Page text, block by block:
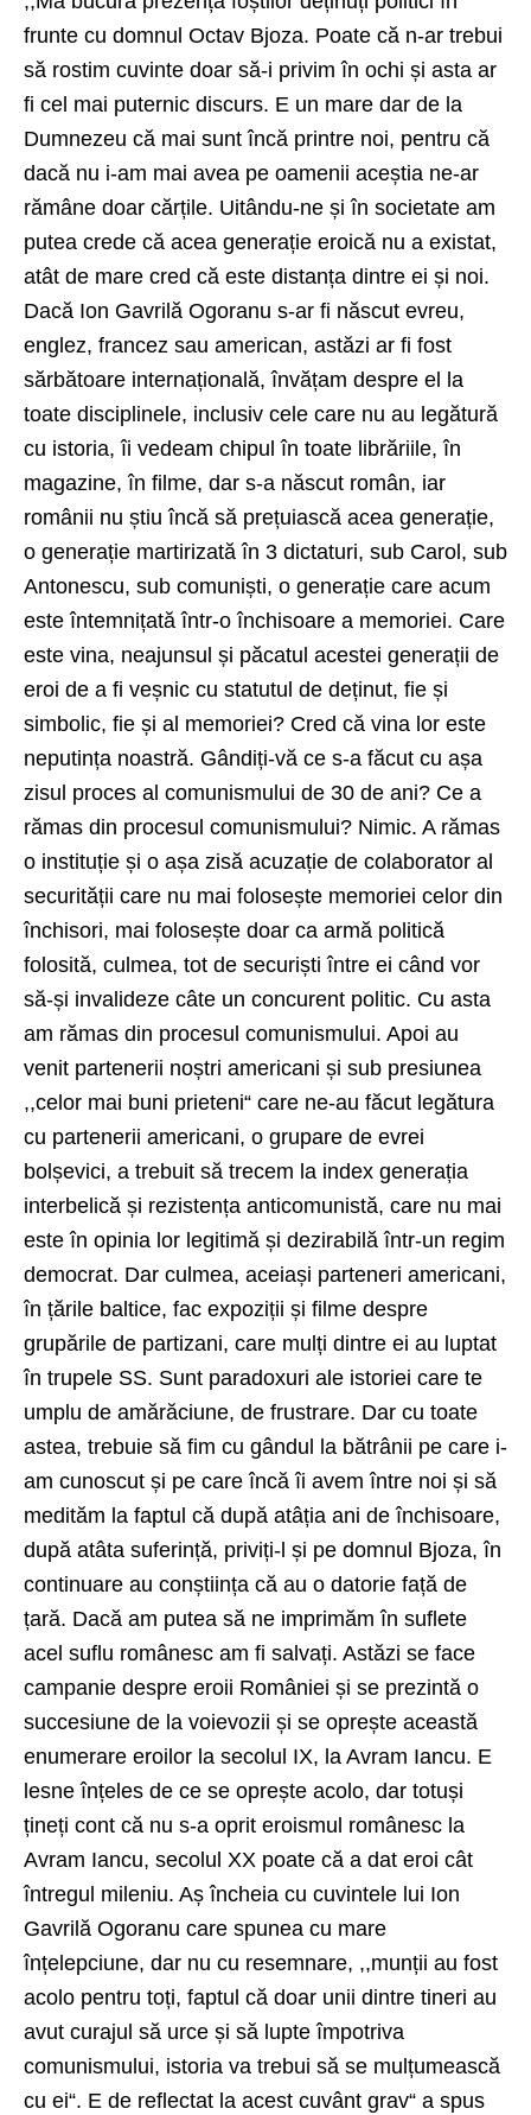
frunte cu domnul Octav Bjoza. Poate că n-ar trebui
să rostim cuvinte doar să-i privim în ochi și asta ar
fi cel mai puternic discurs. E un mare dar de la
Dumnezeu că mai sunt încă printre noi, pentru că
dacă nu i-am mai avea pe oamenii aceștia ne-ar
rămâne doar cărțile. Uitându-ne și în societate am
putea crede că acea generație eroică nu a existat,
atât de mare cred că este distanța dintre ei și noi.
Dacă Ion Gavrilă Ogoranu s-ar fi născut evreu,
englez, francez sau american, astăzi ar fi fost
sărbătoare internațională, învățam despre el la
toate disciplinele, inclusiv cele care nu au legătură
cu istoria, îi vedeam chipul în toate librăriile, în
magazine, în filme, dar s-a născut român, iar
românii nu știu încă să prețuiască acea generație,
o generație martirizată în 3 dictaturi, sub Carol, sub
Antonescu, sub comuniști, o generație care acum
este întemnițată într-o închisoare a memoriei. Care
este vina, neajunsul și păcatul acestei generații de
eroi de a fi veșnic cu statutul de deținut, fie și
simbolic, fie și al memoriei? Cred că vina lor este
neputința noastră. Gândiți-vă ce s-a făcut cu așa
zisul proces al comunismului de 30 de ani? Ce a
rămas din procesul comunismului? Nimic. A rămas
o instituție și o așa zisă acuzație de colaborator al
securității care nu mai folosește memoriei celor din
închisori, mai folosește doar ca armă politică
folosită, culmea, tot de securiști între ei când vor
să-și invalideze câte un concurent politic. Cu asta
am rămas din procesul comunismului. Apoi au
venit partenerii noștri americani și sub presiunea
,,celor mai buni prieteni“ care ne-au făcut legătura
cu partenerii americani, o grupare de evrei
bolșevici, a trebuit să trecem la index generația
interbelică și rezistența anticomunistă, care nu mai
este în opinia lor legitimă și dezirabilă într-un regim
democrat. Dar culmea, aceiași parteneri americani,
în țările baltice, fac expoziții și filme despre
grupările de partizani, care mulți dintre ei au luptat
în trupele SS. Sunt paradoxuri ale istoriei care te
umplu de amărăciune, de frustrare. Dar cu toate
astea, trebuie să fim cu gândul la bătrânii pe care i-
am cunoscut și pe care încă îi avem între noi și să
medităm la faptul că după atâția ani de închisoare,
după atâta suferință, priviți-l și pe domnul Bjoza, în
continuare au conștiința că au o datorie față de
țară. Dacă am putea să ne imprimăm în suflete
acel suflu românesc am fi salvați. Astăzi se face
campanie despre eroii României și se prezintă o
succesiune de la voievozii și se oprește această
enumerare eroilor la secolul IX, la Avram Iancu. E
lesne înțeles de ce se oprește acolo, dar totuși
țineți cont că nu s-a oprit eroismul românesc la
Avram Iancu, secolul XX poate că a dat eroi cât
întregul mileniu. Aș încheia cu cuvintele lui Ion
Gavrilă Ogoranu care spunea cu mare
înțelepciune, dar nu cu resemnare, ,,munții au fost
acolo pentru toți, faptul că doar unii dintre tineri au
avut curajul să urce și să lupte împotriva
comunismului, istoria va trebui să se mulțumească
cu ei“. E de reflectat la acest cuvânt grav“ a spus